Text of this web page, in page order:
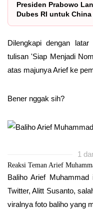
Presiden Prabowo
Dubes RI untuk China
Dilengkapi dengan
tulisan 'Siap Menjadi
atas majunya Arief ke
Bener nggak sih?
1
Reaksi Teman Arief
Baliho Arief
Twitter, Alitt Susanto,
viralnya foto baliho yang